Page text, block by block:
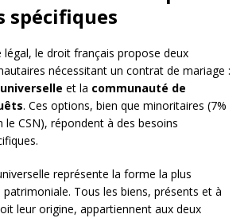
spécifiques
légal, le droit français propose deux
nécessitant un contrat de mariage :
et la communauté de
. Ces options, bien que minoritaires (7%
CSN), répondent à des besoins
représente la forme la plus
Tous les biens, présents et à
leur origine, appartiennent aux deux